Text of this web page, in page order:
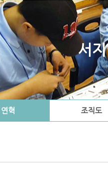
서
연혁 조직도